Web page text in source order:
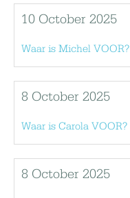
10 October 2025
Waar is Michel VOOR?
8 October 2025
Waar is Carola VOOR?
8 October 2025